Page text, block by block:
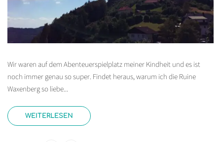
Wir waren auf dem Abenteuerspielplatz meiner Kindheit und es ist
noch immer genau so super. Findet heraus, warum ich die Ruine
Waxenberg so liebe...
WEITERLESEN